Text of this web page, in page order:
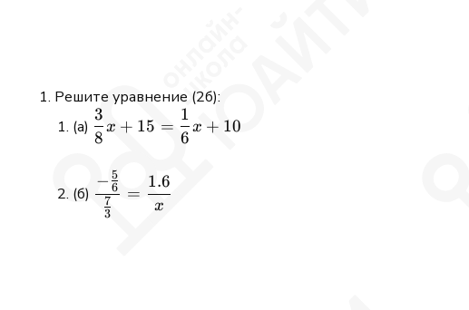
Решите уравнение (2б):
(а) \displaystyle
\frac{3}
\frac{1}
{6}x + 10
8
3
x + 15 =
6
1
x + 10
(б)
\displaystyle
\frac{-
\tfrac{5}
3
7
− 6
5
=
x
1.6